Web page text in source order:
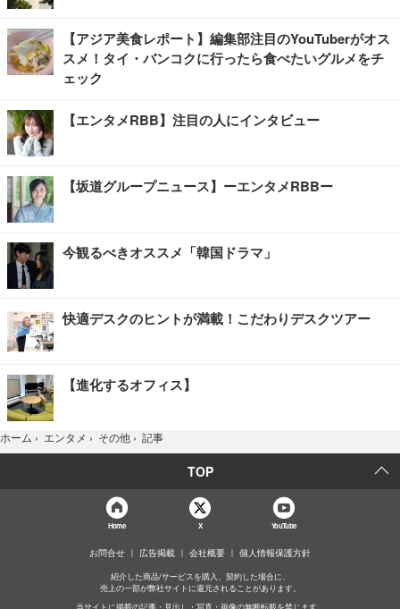
【アジア美食レポート】編集部注目のYouTuberがオス
スメ！タイ・バンコクに行ったら食べたいグルメをチ
ェック
【エンタメRBB】注目の人にインタビュー
【坂道グループニュース】ーエンタメRBBー
今観るべきオススメ「韓国ドラマ」
快適デスクのヒントが満載！こだわりデスクツアー
【進化するオフィス】
ホーム › エンタメ › その他 › 記事
TOP
Home X YouTube
お問合せ 広告掲載 会社概要 個人情報保護方針
紹介した商品/サービスを購入、契約した場合に、
売上の一部が弊社サイトに還元されることがあります。
当サイトに掲載の記事・見出し・写真・画像の無断転載を禁じます。